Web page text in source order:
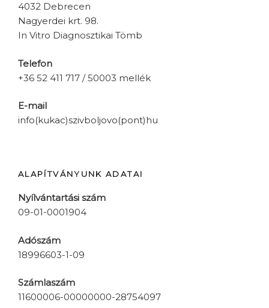
4032 Debrecen
Nagyerdei krt. 98.
In Vitro Diagnosztikai Tömb
Telefon
+36 52 411 717 / 50003 mellék
E-mail
info(kukac)szivboljovo(pont)hu
ALAPÍTVÁNYUNK ADATAI
Nyílvántartási szám
09-01-0001904
Adószám
18996603-1-09
Számlaszám
11600006-00000000-28754097